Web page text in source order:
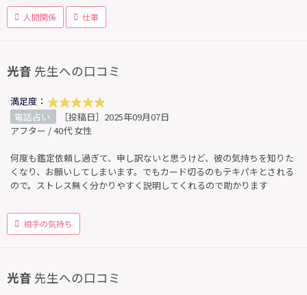
人間関係 仕事
光音 先生への口コミ
満足度：
電話占い
［投稿日］2025年09月07日
アフター / 40代 女性
何度も鑑定依頼し過ぎて、申し訳ないと思うけど、彼の気持ちを知りた
くなり、お願いしてしまいます。でもカード切るのもテキパキとされる
ので。ストレス無く分かりやすく説明してくれるので助かります
相手の気持ち
光音 先生への口コミ